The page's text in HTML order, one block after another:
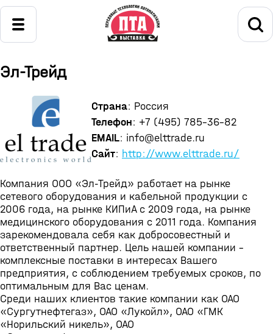
Эл-Трейд
Страна: Россия
Телефон: +7 (495) 785-36-82
EMAIL: info@elttrade.ru
Сайт: http://www.elttrade.ru/
Компания ООО «Эл-Трейд» работает на рынке
сетевого оборудования и кабельной продукции с
2006 года, на рынке КИПиА с 2009 года, на рынке
медицинского оборудования с 2011 года. Компания
зарекомендовала себя как добросовестный и
ответственный партнер. Цель нашей компании –
комплексные поставки в интересах Вашего
предприятия, с соблюдением требуемых сроков, по
оптимальным для Вас ценам.
Среди наших клиентов такие компании как ОАО
«Сургутнефтегаз», ОАО «Лукойл», ОАО «ГМК
«Норильский никель», ОАО